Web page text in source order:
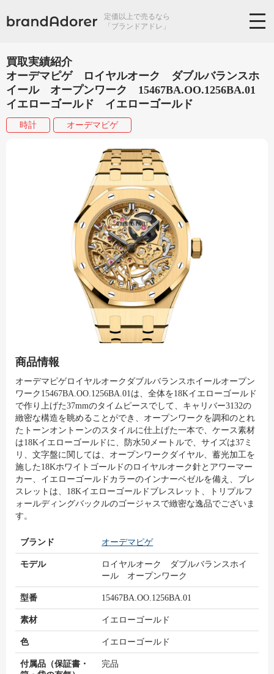
定価以上で売るなら
「ブランドアドレ」
買取実績紹介
オーデマピゲ ロイヤルオーク ダブルバランスホ
イール オープンワーク 15467BA.OO.1256BA.01
イエローゴールド イエローゴールド
時計 オーデマピゲ
商品情報
オーデマピゲロイヤルオークダブルバランスホイールオープン
ワーク15467BA.OO.1256BA.01は、全体を18Kイエローゴールド
で作り上げた37mmのタイムピースでして、キャリバー3132の
緻密な構造を眺めることができ、オープンワークを調和のとれ
たトーンオントーンのスタイルに仕上げた一本で、ケース素材
は18Kイエローゴールドに、防水50メートルで、サイズは37ミ
リ、文字盤に関しては、オープンワークダイヤル、蓄光加工を
施した18Kホワイトゴールドのロイヤルオーク針とアワーマー
カー、イエローゴールドカラーのインナーベゼルを備え、ブレ
スレットは、18Kイエローゴールドブレスレット、トリプルフ
ォールディングバックルのゴージャスで緻密な逸品でございま
す。
ブランド オーデマピゲ
モデル
ロイヤルオーク ダブルバランスホイ
ール オープンワーク
型番 15467BA.OO.1256BA.01
素材 イエローゴールド
色 イエローゴールド
付属品（保証書・
完品